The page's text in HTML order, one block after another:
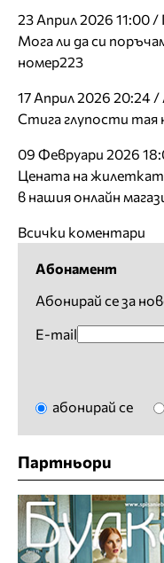
23 Април 2026 11:00 /
Мога ли да си
номер223
17 Април 2026 20:24 /
Стига глупости тая
09 Февруари 2026
Цената на
в нашия онлайн
Всички коментари
Абонамент
Абонирай се за
E-mail
абонирай се
Партньори